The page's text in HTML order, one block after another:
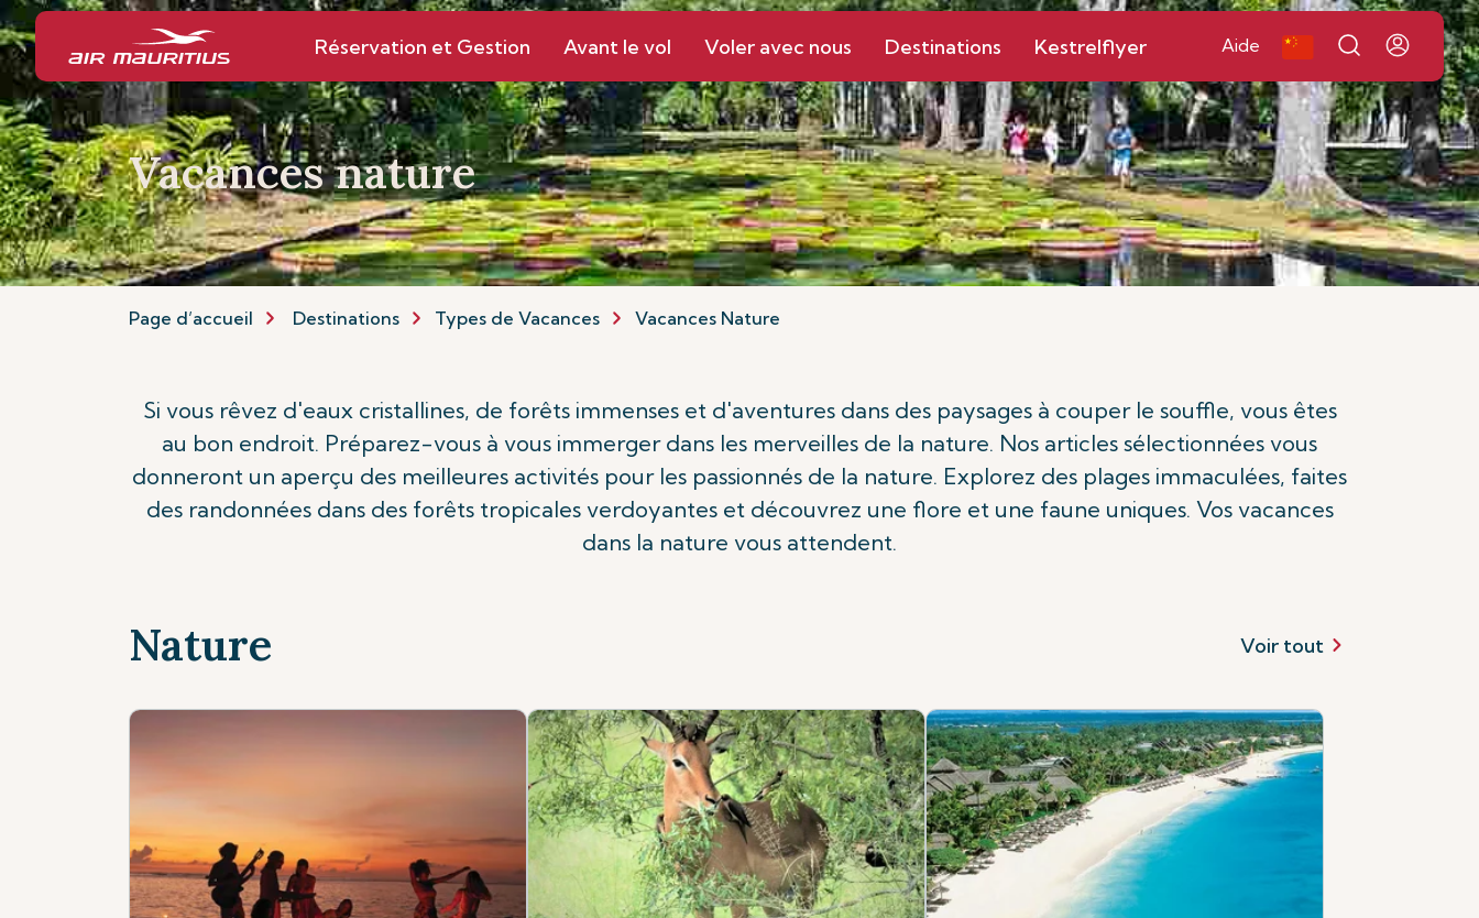
Réservation et Gestion Avant le vol Voler avec nous Destinations Kestrelflyer Aide
Vacances nature
Page d’accueil Destinations Types de Vacances Vacances Nature
Si vous rêvez d'eaux cristallines, de forêts immenses et d'aventures dans des paysages à couper le souffle, vous êtes
au bon endroit. Préparez-vous à vous immerger dans les merveilles de la nature. Nos articles sélectionnées vous
donneront un aperçu des meilleures activités pour les passionnés de la nature. Explorez des plages immaculées, faites
des randonnées dans des forêts tropicales verdoyantes et découvrez une flore et une faune uniques. Vos vacances
dans la nature vous attendent.
Nature Voir tout